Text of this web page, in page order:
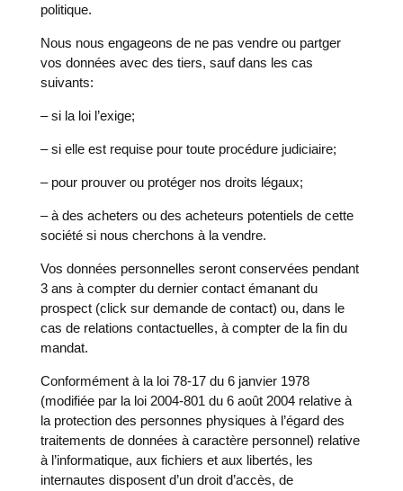
politique.
Nous nous engageons de ne pas vendre ou partger
vos données avec des tiers, sauf dans les cas
suivants:
– si la loi l’exige;
– si elle est requise pour toute procédure judiciaire;
– pour prouver ou protéger nos droits légaux;
– à des acheters ou des acheteurs potentiels de cette
société si nous cherchons à la vendre.
Vos données personnelles seront conservées pendant
3 ans à compter du dernier contact émanant du
prospect (click sur demande de contact) ou, dans le
cas de relations contactuelles, à compter de la fin du
mandat.
Conformément à la loi 78-17 du 6 janvier 1978
(modifiée par la loi 2004-801 du 6 août 2004 relative à
la protection des personnes physiques à l’égard des
traitements de données à caractère personnel) relative
à l’informatique, aux fichiers et aux libertés, les
internautes disposent d’un droit d’accès, de